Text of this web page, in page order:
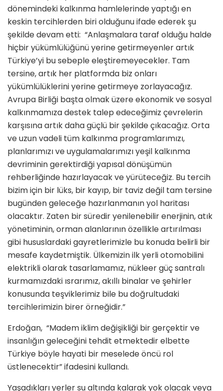
dönemindeki kalkınma hamlelerinde yaptığı en
keskin tercihlerden biri olduğunu ifade ederek şu
şekilde devam etti: “Anlaşmalara taraf olduğu halde
hiçbir yükümlülüğünü yerine getirmeyenler artık
Türkiye’yi bu sebeple eleştiremeyecekler. Tam
tersine, artık her platformda biz onları
yükümlülüklerini yerine getirmeye zorlayacağız.
Avrupa Birliği başta olmak üzere ekonomik ve sosyal
kalkınmamıza destek talep edeceğimiz çevrelerin
karşısına artık daha güçlü bir şekilde çıkacağız. Orta
ve uzun vadeli tüm kalkınma programlarımızı,
planlarımızı ve uygulamalarımızı yeşil kalkınma
devriminin gerektirdiği yapısal dönüşümün
rehberliğinde hazırlayacak ve yürüteceğiz. Bu tercih
bizim için bir lüks, bir kayıp, bir taviz değil tam tersine
bugünden geleceğe hazırlanmanın yol haritası
olacaktır. Zaten bir süredir yenilenebilir enerjinin, atık
yönetiminin, orman alanlarının özellikle artırılması
gibi hususlardaki gayretlerimizle bu konuda belirli bir
mesafe kaydetmiştik. Ülkemizin ilk yerli otomobilini
elektrikli olarak tasarlamamız, nükleer güç santralı
kurmamızdaki ısrarımız, akıllı binalar ve şehirler
konusunda teşviklerimiz bile bu doğrultudaki
tercihlerimizin birer örneğidir.”
Erdoğan, “Madem iklim değişikliği bir gerçektir ve
insanlığın geleceğini tehdit etmektedir elbette
Türkiye böyle hayati bir meselede öncü rol
üstlenecektir” ifadesini kullandı.
Yaşadıkları yerler su altında kalarak yok olacak veya